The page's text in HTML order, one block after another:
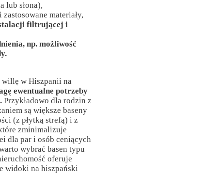
lub słona),
materiały,
filtrującej i
np. możliwość
w Hiszpanii na
ewentualne potrzeby
Przykładowo dla rodzin z
są większe baseny
(z płytką strefą) i z
zminimalizuje
dla par i osób ceniących
wybrać basen typu
oferuje
widoki na hiszpański